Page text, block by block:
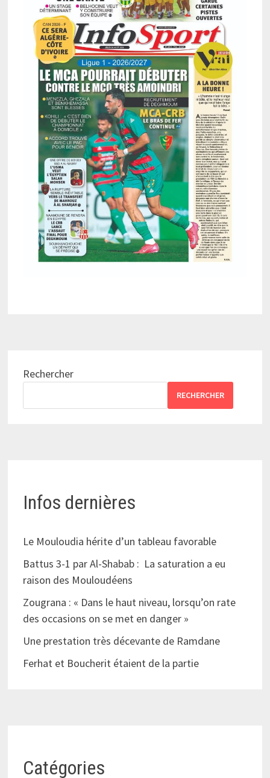
Rechercher
RECHERCHER
Infos dernières
Le Mouloudia hérite d’un tableau favorable
Battus 3-1 par Al-Shabab : La saturation a eu
raison des Mouloudéens
Zougrana : « Dans le haut niveau, lorsqu’on rate
des occasions on se met en danger »
Une prestation très décevante de Ramdane
Ferhat et Boucherit étaient de la partie
Catégories